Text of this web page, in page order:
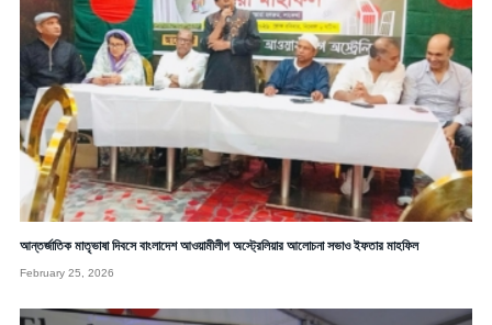
আন্তর্জাতিক মাতৃভাষা দিবসে বাংলাদেশ আওয়ামীলীগ অস্ট্রেলিয়ার আলোচনা সভাও ইফতার মাহফিল
February 25, 2026